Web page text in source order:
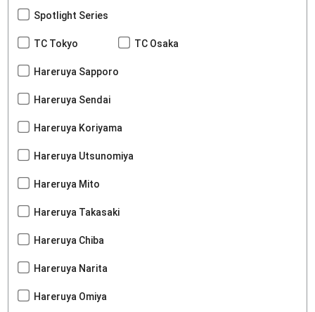
Spotlight Series
TC Tokyo TC Osaka
Hareruya Sapporo
Hareruya Sendai
Hareruya Koriyama
Hareruya Utsunomiya
Hareruya Mito
Hareruya Takasaki
Hareruya Chiba
Hareruya Narita
Hareruya Omiya